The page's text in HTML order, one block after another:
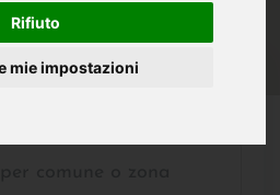
Rifiuto
mie impostazioni